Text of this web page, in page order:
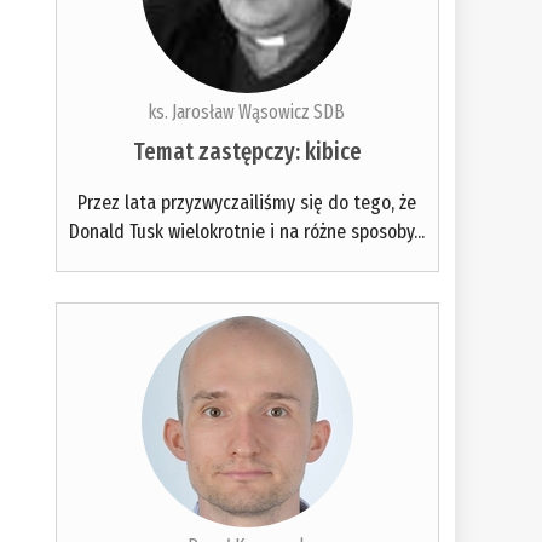
ks. Jarosław Wąsowicz SDB
Temat zastępczy: kibice
Przez lata przyzwyczailiśmy się do tego, że
Donald Tusk wielokrotnie i na różne sposoby...